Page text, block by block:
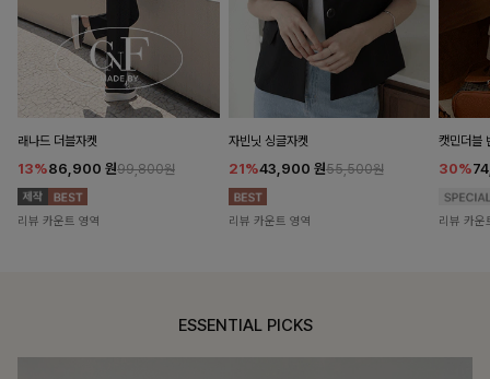
래나드 더블자켓
13%86,900 원99,800원
리뷰 카운트 영역
자빈닛 싱글자켓
21%43,900 원55,500원
리뷰 카운트 영역
캣민더블
30%
리뷰 카운
ESSENTIAL PICKS